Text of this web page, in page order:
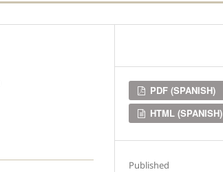
Downloads
PDF (SPANISH)
HTML (SPANISH)
Published